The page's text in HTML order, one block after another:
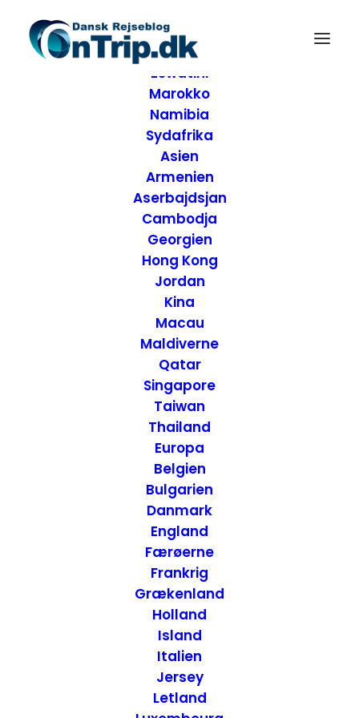
Destinationer
Afrika
Eswatini
Marokko
Namibia
Sydafrika
Asien
Armenien
Aserbajdsjan
Cambodja
Georgien
Hong Kong
Jordan
Kina
Macau
Maldiverne
Qatar
Singapore
Taiwan
Thailand
Europa
Belgien
Bulgarien
Danmark
England
Færøerne
Frankrig
Grækenland
Holland
Island
Italien
Jersey
Letland
Road Trip gennem
staten Vermont –
USA
USA,USA - ØST
ONTRIP.DK